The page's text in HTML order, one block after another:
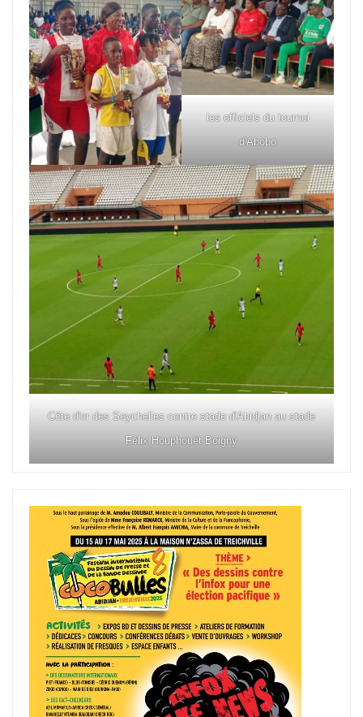
les officiels du tournoi
d'Abobo
Côte d'or des Seychelles contre stade d'Abidjan au stade
Félix Houphouët Boigny